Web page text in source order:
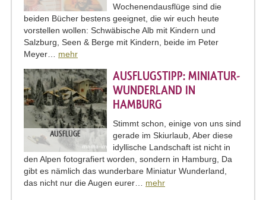
Wochenendausflüge sind die
beiden Bücher bestens geeignet, die wir euch heute
vorstellen wollen: Schwäbische Alb mit Kindern und
Salzburg, Seen & Berge mit Kindern, beide im Peter
Meyer… mehr
AUSFLÜGE
AUSFLUGSTIPP: MINIATUR-
WUNDERLAND IN
HAMBURG
Stimmt schon, einige von uns sind
gerade im Skiurlaub, Aber diese
idyllische Landschaft ist nicht in
den Alpen fotografiert worden, sondern in Hamburg, Da
gibt es nämlich das wunderbare Miniatur Wunderland,
das nicht nur die Augen eurer… mehr